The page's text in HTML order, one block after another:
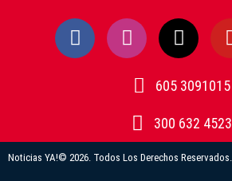
605 3091015
300 632 4523
Noticias YA!© 2026. Todos Los Derechos Reservados.